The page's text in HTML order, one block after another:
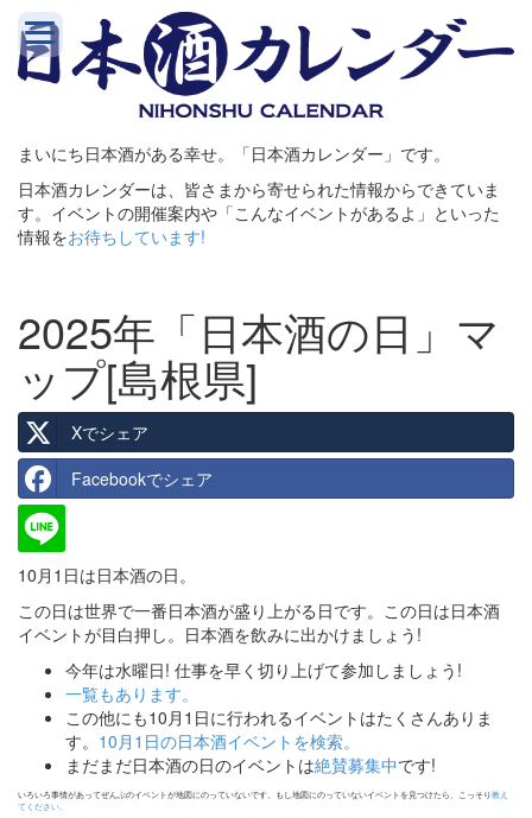
まいにち日本酒がある幸せ。「日本酒カレンダー」です。
日本酒カレンダーは、皆さまから寄せられた情報からできていま
す。イベントの開催案内や「こんなイベントがあるよ」といった
情報をお待ちしています!
2025年「日本酒の日」マ
ップ[島根県]
Xでシェア
Facebookでシェア
10月1日は日本酒の日。
この日は世界で一番日本酒が盛り上がる日です。この日は日本酒
イベントが目白押し。日本酒を飲みに出かけましょう!
今年は水曜日! 仕事を早く切り上げて参加しましょう!
一覧もあります。
この他にも10月1日に行われるイベントはたくさんありま
す。 10月1日の日本酒イベントを検索。
まだまだ日本酒の日のイベントは絶賛募集中です!
いろいろ事情があってぜんぶのイベントが地図にのっていないです。もし地図にのっていないイベントを見つけたら、こっそり教え
てください。